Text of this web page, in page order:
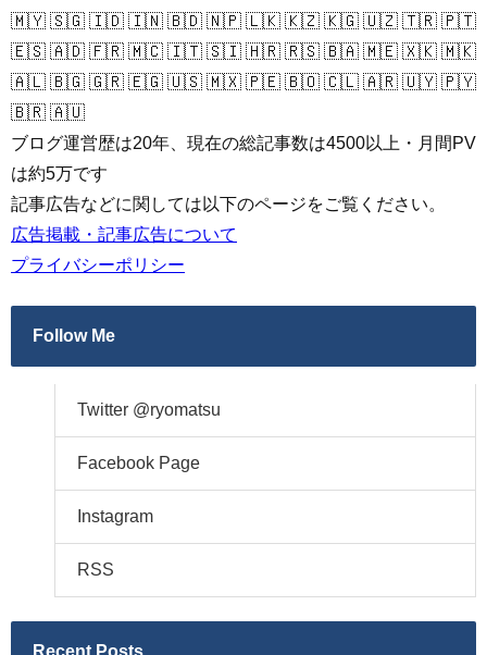
🇲🇾 🇸🇬 🇮🇩 🇮🇳 🇧🇩 🇳🇵 🇱🇰 🇰🇿 🇰🇬 🇺🇿 🇹🇷 🇵🇹
🇪🇸 🇦🇩 🇫🇷 🇲🇨 🇮🇹 🇸🇮 🇭🇷 🇷🇸 🇧🇦 🇲🇪 🇽🇰 🇲🇰
🇦🇱 🇧🇬 🇬🇷 🇪🇬 🇺🇸 🇲🇽 🇵🇪 🇧🇴 🇨🇱 🇦🇷 🇺🇾 🇵🇾
🇧🇷 🇦🇺
ブログ運営歴は20年、現在の総記事数は4500以上・月間PV
は約5万です
記事広告などに関しては以下のページをご覧ください。
広告掲載・記事広告について
プライバシーポリシー
Follow Me
Twitter @ryomatsu
Facebook Page
Instagram
RSS
Recent Posts